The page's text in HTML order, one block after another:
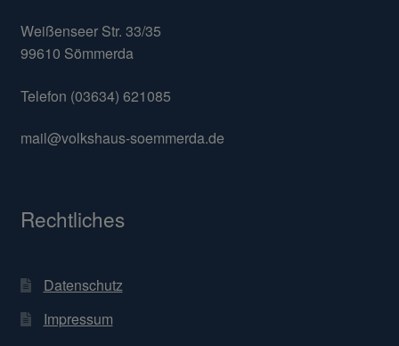
Weißenseer Str. 33/35
99610 Sömmerda
Telefon (03634) 621085
mail@volkshaus-soemmerda.de
Rechtliches
Datenschutz
Impressum